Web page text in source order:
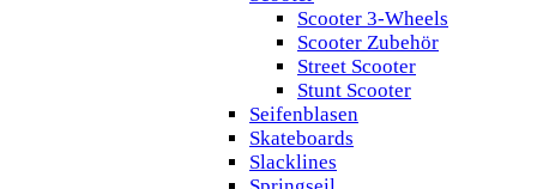
Scooter 3-Wheels
Scooter Zubehör
Street Scooter
Stunt Scooter
Seifenblasen
Skateboards
Slacklines